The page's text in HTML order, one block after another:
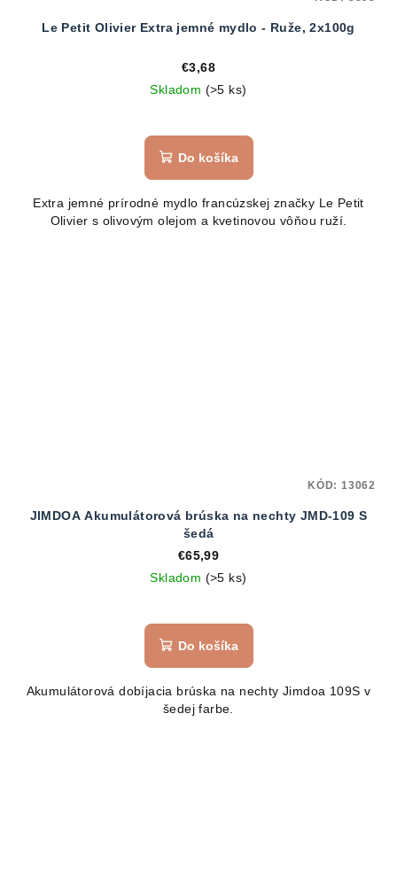
Le Petit Olivier Extra jemné mydlo - Ruže, 2x100g
€3,68
Skladom (>5 ks)
Do košíka
Extra jemné prírodné mydlo francúzskej značky Le Petit
Olivier s olivovým olejom a kvetinovou vôňou ruží.
JIMDOA Akumulátorová brúska na nechty JMD-109 S
šedá
€65,99
Skladom (>5 ks)
Do košíka
Akumulátorová dobíjacia brúska na nechty Jimdoa 109S v
šedej farbe.
KÓD: 13062